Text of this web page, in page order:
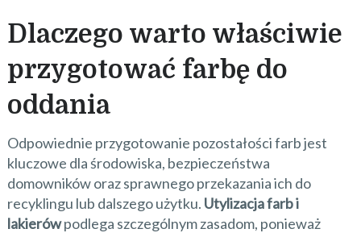
Dlaczego warto właściwie
przygotować farbę do
oddania
Odpowiednie przygotowanie pozostałości farb jest
kluczowe dla środowiska, bezpieczeństwa
domowników oraz sprawnego przekazania ich do
recyklingu lub dalszego użytku. Utylizacja farb i
lakierówpodlega szczególnym zasadom, ponieważ